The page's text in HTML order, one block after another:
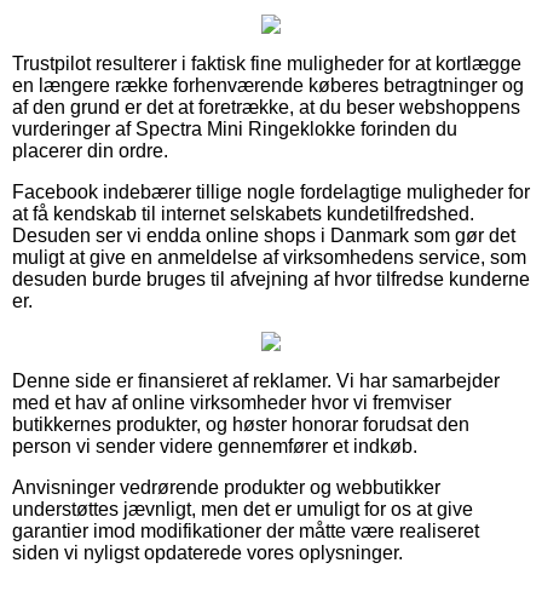
Trustpilot resulterer i faktisk fine muligheder for at kortlægge
en længere række forhenværende køberes betragtninger og
af den grund er det at foretrække, at du beser webshoppens
vurderinger af Spectra Mini Ringeklokke forinden du
placerer din ordre.
Facebook indebærer tillige nogle fordelagtige muligheder for
at få kendskab til internet selskabets kundetilfredshed.
Desuden ser vi endda online shops i Danmark som gør det
muligt at give en anmeldelse af virksomhedens service, som
desuden burde bruges til afvejning af hvor tilfredse kunderne
er.
Denne side er finansieret af reklamer. Vi har samarbejder
med et hav af online virksomheder hvor vi fremviser
butikkernes produkter, og høster honorar forudsat den
person vi sender videre gennemfører et indkøb.
Anvisninger vedrørende produkter og webbutikker
understøttes jævnligt, men det er umuligt for os at give
garantier imod modifikationer der måtte være realiseret
siden vi nyligst opdaterede vores oplysninger.